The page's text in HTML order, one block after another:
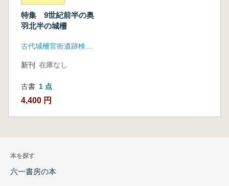
特集 9世紀前半の奥
羽北半の城柵
新刊 在庫なし
古書 1 点
4,400 円
本を探す
六一書房の本